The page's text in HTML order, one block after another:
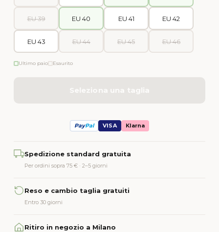
EU 39 EU 40 EU 41 EU 42
EU 43 EU 44 EU 45 EU 46
Ultimo paio Esaurito
Seleziona una taglia
PayPal VISA Klarna
Spedizione standard gratuita
Per ordini sopra 75 € · 2–5 giorni
Reso e cambio taglia gratuiti
Entro 30 giorni
Ritiro in negozio a Milano